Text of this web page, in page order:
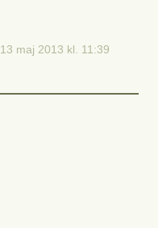
13 maj 2013 kl. 11:39